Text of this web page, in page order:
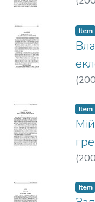
Item
(
Item
(
Item